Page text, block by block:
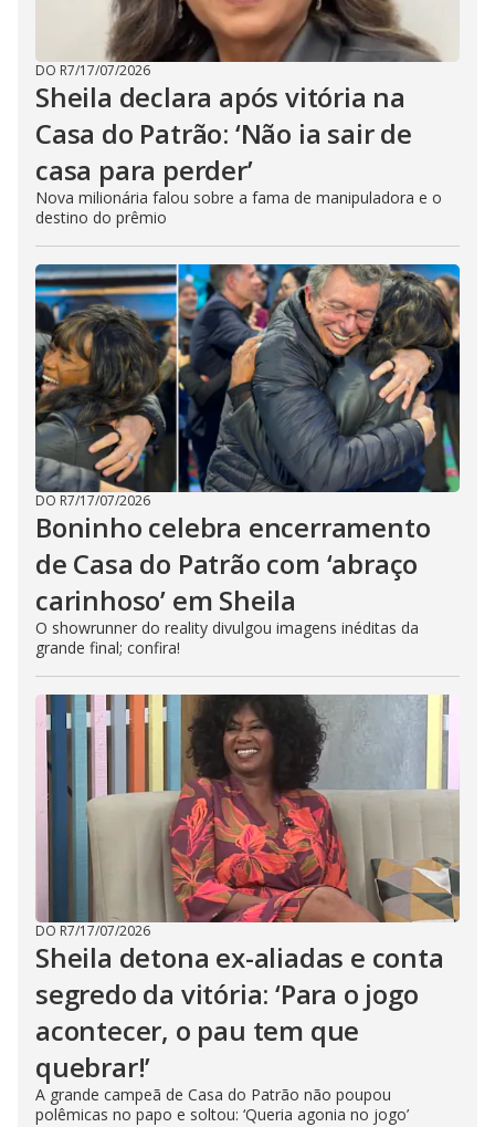
DO R7/17/07/2026
Sheila declara após vitória na
Casa do Patrão: ‘Não ia sair de
casa para perder’
Nova milionária falou sobre a fama de manipuladora e o
destino do prêmio
DO R7/17/07/2026
Boninho celebra encerramento
de Casa do Patrão com ‘abraço
carinhoso’ em Sheila
O showrunner do reality divulgou imagens inéditas da
grande final; confira!
DO R7/17/07/2026
Sheila detona ex-aliadas e conta
segredo da vitória: ‘Para o jogo
acontecer, o pau tem que
quebrar!’
A grande campeã de Casa do Patrão não poupou
polêmicas no papo e soltou: ‘Queria agonia no jogo’